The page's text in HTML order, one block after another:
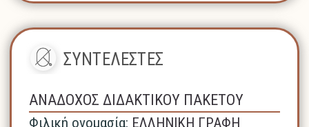
ΣΥΝΤΕΛΕΣΤΕΣ
ΑΝΑΔΟΧΟΣ ΔΙΔΑΚΤΙΚΟΥ ΠΑΚΕΤΟΥ
Φιλική ονομασία: ΕΛΛΗΝΙΚΗ ΓΡΑΦΗ